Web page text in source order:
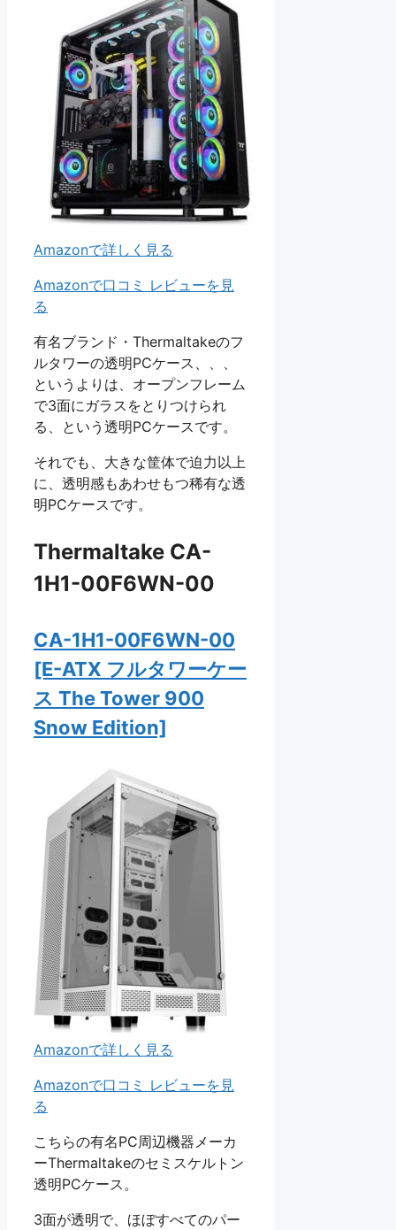
Amazonで詳しく見る
Amazonで口コミ レビューを見
る
有名ブランド・Thermaltakeのフ
ルタワーの透明PCケース、、、
というよりは、オープンフレーム
で3面にガラスをとりつけられ
る、という透明PCケースです。
それでも、大きな筐体で迫力以上
に、透明感もあわせもつ稀有な透
明PCケースです。
Thermaltake CA-
1H1-00F6WN-00
CA-1H1-00F6WN-00
[E-ATX フルタワーケー
ス The Tower 900
Snow Edition]
Amazonで詳しく見る
Amazonで口コミ レビューを見
る
こちらの有名PC周辺機器メーカ
ーThermaltakeのセミスケルトン
透明PCケース。
3面が透明で、ほぼすべてのパー